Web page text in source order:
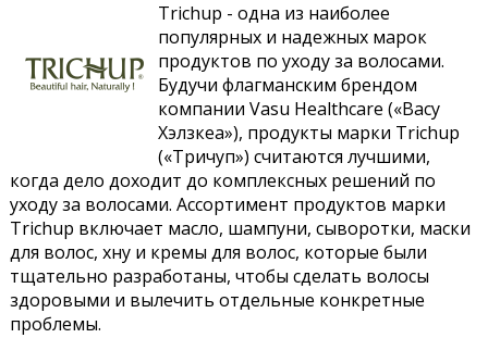
Trichup - одна из наиболее
популярных и надежных марок
продуктов по уходу за волосами.
Будучи флагманским брендом
компании Vasu Healthcare («Васу
Хэлзкеа»), продукты марки Trichup
(«Тричуп») считаются лучшими,
когда дело доходит до комплексных решений по
уходу за волосами. Ассортимент продуктов марки
Trichup включает масло, шампуни, сыворотки, маски
для волос, хну и кремы для волос, которые были
тщательно разработаны, чтобы сделать волосы
здоровыми и вылечить отдельные конкретные
проблемы.